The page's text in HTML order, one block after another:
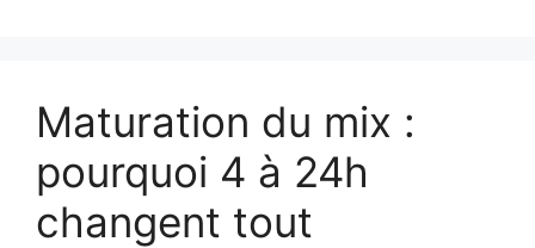
Maturation du mix :
pourquoi 4 à 24h
changent tout